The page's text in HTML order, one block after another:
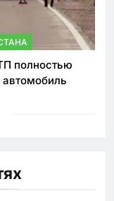
полностью
автомобиль